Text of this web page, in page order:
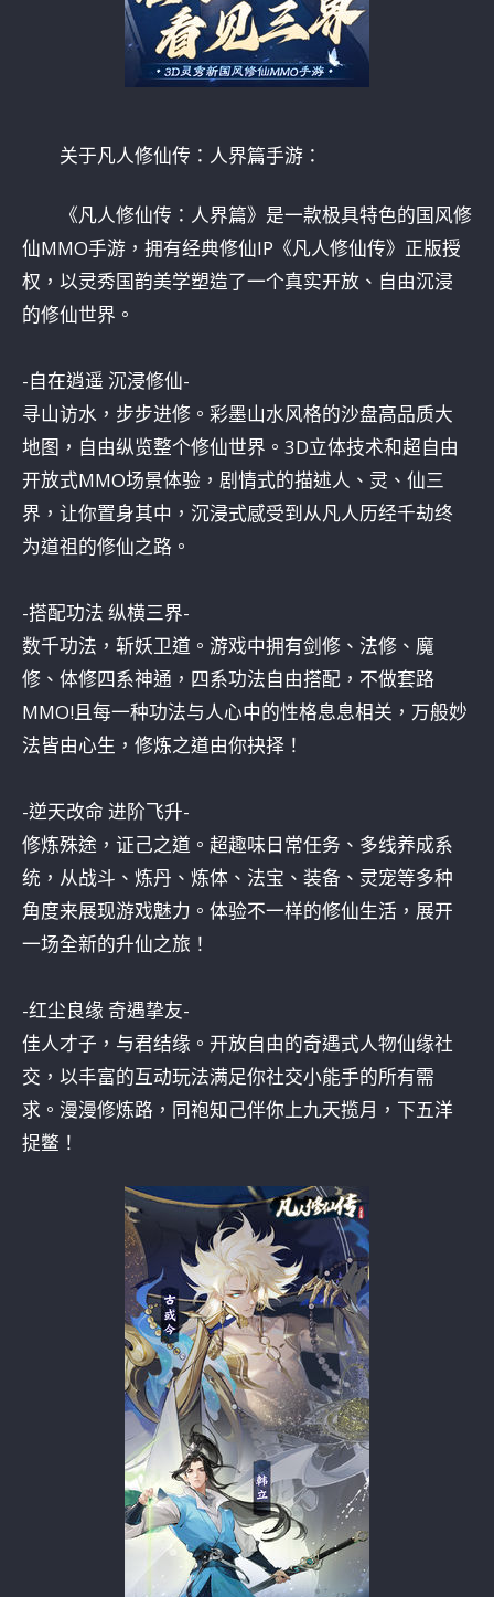
关于凡人修仙传：人界篇手游：
《凡人修仙传：人界篇》是一款极具特色的国风修
仙MMO手游，拥有经典修仙IP《凡人修仙传》正版授
权，以灵秀国韵美学塑造了一个真实开放、自由沉浸
的修仙世界。
-自在逍遥 沉浸修仙-
寻山访水，步步进修。彩墨山水风格的沙盘高品质大
地图，自由纵览整个修仙世界。3D立体技术和超自由
开放式MMO场景体验，剧情式的描述人、灵、仙三
界，让你置身其中，沉浸式感受到从凡人历经千劫终
为道祖的修仙之路。
-搭配功法 纵横三界-
数千功法，斩妖卫道。游戏中拥有剑修、法修、魔
修、体修四系神通，四系功法自由搭配，不做套路
MMO!且每一种功法与人心中的性格息息相关，万般妙
法皆由心生，修炼之道由你抉择！
-逆天改命 进阶飞升-
修炼殊途，证己之道。超趣味日常任务、多线养成系
统，从战斗、炼丹、炼体、法宝、装备、灵宠等多种
角度来展现游戏魅力。体验不一样的修仙生活，展开
一场全新的升仙之旅！
-红尘良缘 奇遇挚友-
佳人才子，与君结缘。开放自由的奇遇式人物仙缘社
交，以丰富的互动玩法满足你社交小能手的所有需
求。漫漫修炼路，同袍知己伴你上九天揽月，下五洋
捉鳖！